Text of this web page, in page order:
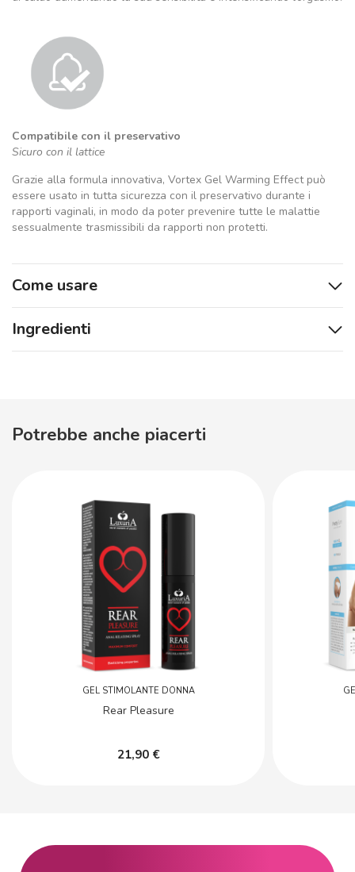
Compatibile con il preservativo
Sicuro con il lattice
Grazie alla formula innovativa, Vortex Gel Warming Effect può
essere usato in tutta sicurezza con il preservativo durante i
rapporti vaginali, in modo da poter prevenire tutte le malattie
sessualmente trasmissibili da rapporti non protetti.
Come usare
Ingredienti
Potrebbe anche piacerti
GEL STIMOLANTE DONNA
Rear Pleasure
21,90 €